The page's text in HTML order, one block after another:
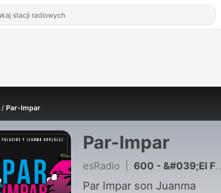
Par-Impar
Par-Impar
esRadio 600 - &#039;El Foso y el Péndulo&#039; (1991) y &#039;Castle Freak&#039; (1995): el arte perdido de Stuart Gordon y Full Moon
Par Impar son Juanma